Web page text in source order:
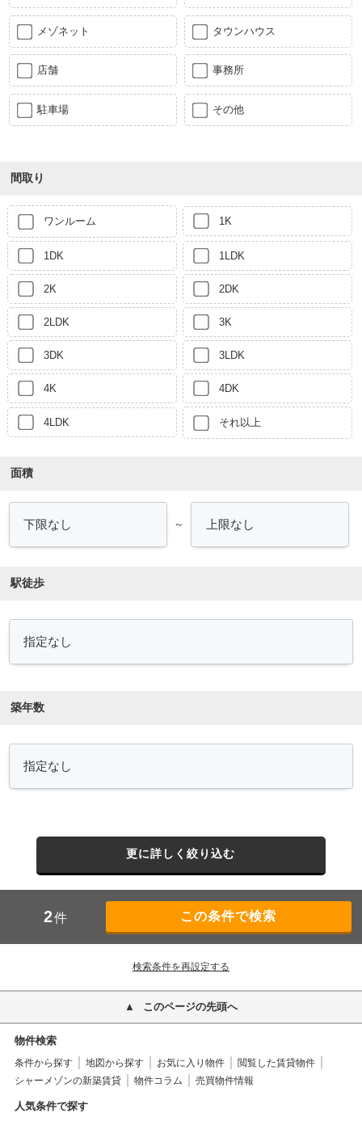
メゾネット タウンハウス
店舗 事務所
駐車場 その他
間取り
ワンルーム 1K
1DK 1LDK
2K 2DK
2LDK 3K
3DK 3LDK
4K 4DK
4LDK それ以上
面積
～
駅徒歩
築年数
更に詳しく絞り込む
2件
検索条件を再設定する
このページの先頭へ
物件検索
条件から探す 地図から探す お気に入り物件
閲覧した賃貸物件
シャーメゾンの新築賃貸
物件コラム 売買物件情報
人気条件で探す